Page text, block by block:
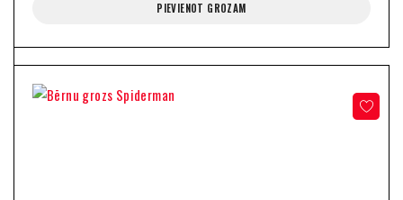
PIEVIENOT GROZAM